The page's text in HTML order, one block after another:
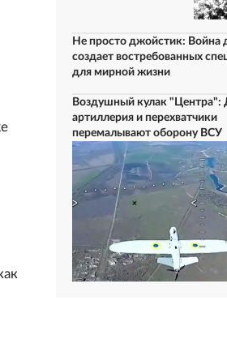
Не просто джойстик: Война
создает востребованных
для мирной жизни
Воздушный кулак "Центра":
артиллерия и перехватчики
перемалывают оборону ВСУ